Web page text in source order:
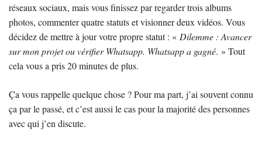
réseaux sociaux, mais vous finissez par regarder trois albums
photos, commenter quatre statuts et visionner deux vidéos. Vous
décidez de mettre à jour votre propre statut : « Dilemme : Avancer
sur mon projet ou vérifier Whatsapp. Whatsapp a gagné. » Tout
cela vous a pris 20 minutes de plus.
Ça vous rappelle quelque chose ? Pour ma part, j’ai souvent connu
ça par le passé, et c’est aussi le cas pour la majorité des personnes
avec qui j’en discute.